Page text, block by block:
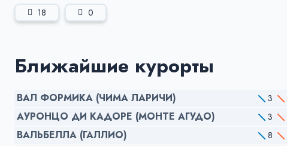
18 0
Ближайшие курорты
ВАЛ ФОРМИКА (ЧИМА ЛАРИЧИ) 3
АУРОНЦО ДИ КАДОРЕ (МОНТЕ АГУДО) 3
ВАЛЬБЕЛЛА (ГАЛЛИО) 8